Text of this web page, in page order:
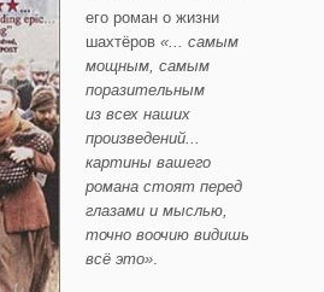
его роман о жизни
шахтёров «... самым
мощным, самым
поразительным
из всех наших
произведений...
картины вашего
романа стоят перед
глазами и мыслью,
точно воочию видишь
всё это».